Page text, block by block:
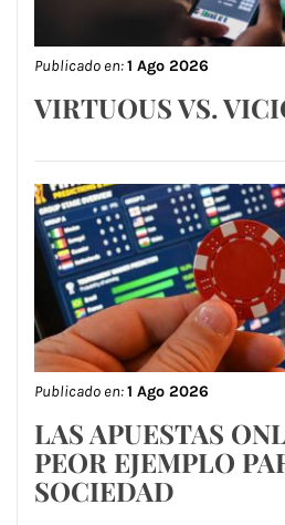
Publicado en:1 Ago 2026
VIRTUOUS VS.
Publicado en:1 Ago 2026
LAS APUESTAS
PEOR EJEMPLO
SOCIEDAD